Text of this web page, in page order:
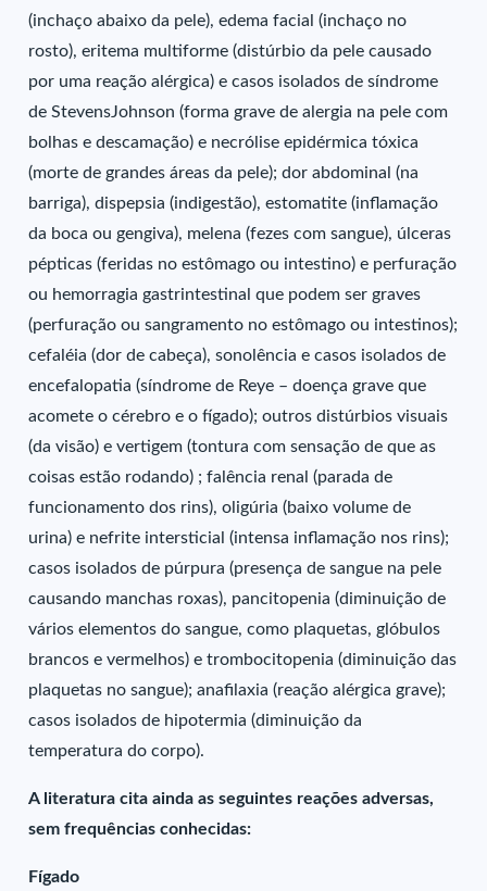
(inchaço abaixo da pele), edema facial (inchaço no
rosto), eritema multiforme (distúrbio da pele causado
por uma reação alérgica) e casos isolados de síndrome
de StevensJohnson (forma grave de alergia na pele com
bolhas e descamação) e necrólise epidérmica tóxica
(morte de grandes áreas da pele); dor abdominal (na
barriga), dispepsia (indigestão), estomatite (inflamação
da boca ou gengiva), melena (fezes com sangue), úlceras
pépticas (feridas no estômago ou intestino) e perfuração
ou hemorragia gastrintestinal que podem ser graves
(perfuração ou sangramento no estômago ou intestinos);
cefaléia (dor de cabeça), sonolência e casos isolados de
encefalopatia (síndrome de Reye – doença grave que
acomete o cérebro e o fígado); outros distúrbios visuais
(da visão) e vertigem (tontura com sensação de que as
coisas estão rodando) ; falência renal (parada de
funcionamento dos rins), oligúria (baixo volume de
urina) e nefrite intersticial (intensa inflamação nos rins);
casos isolados de púrpura (presença de sangue na pele
causando manchas roxas), pancitopenia (diminuição de
vários elementos do sangue, como plaquetas, glóbulos
brancos e vermelhos) e trombocitopenia (diminuição das
plaquetas no sangue); anafilaxia (reação alérgica grave);
casos isolados de hipotermia (diminuição da
temperatura do corpo).
A literatura cita ainda as seguintes reações adversas,
sem frequências conhecidas:
Fígado